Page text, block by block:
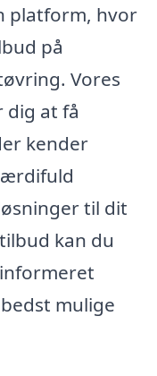
platform, hvor
på
Vores
at få
kender
til dit
kan du
mulige